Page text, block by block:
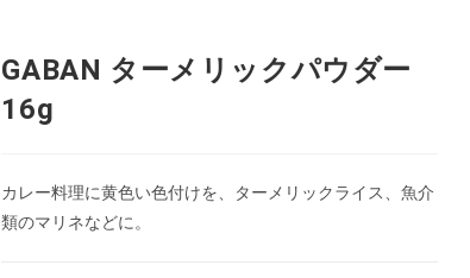
GABAN ターメリックパウダー
16g
カレー料理に黄色い色付けを、ターメリックライス、魚介
類のマリネなどに。